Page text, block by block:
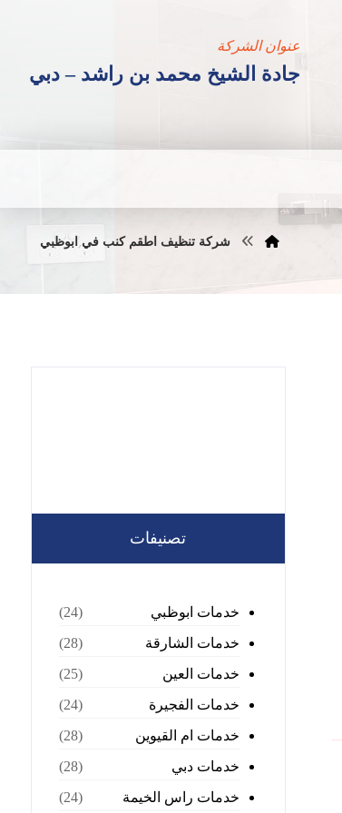
عنوان الشركة
جادة الشيخ محمد بن راشد – دبي
شركة تنظيف اطقم كنب في ابوظبي
تصنيفات
خدمات ابوظبي
(24)
خدمات الشارقة
(28)
خدمات العين
(25)
خدمات الفجيرة
(24)
خدمات ام القيوين
(28)
خدمات دبي
(28)
خدمات راس الخيمة
(24)